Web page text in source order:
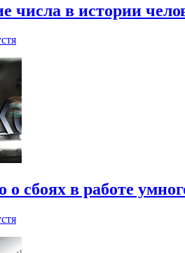
числа в истории
о сбоях в работе